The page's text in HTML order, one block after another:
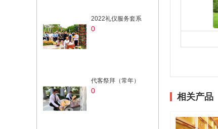
2022礼仪服务套系
0
代客祭拜（常年）
0
相关产品